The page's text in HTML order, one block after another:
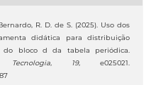
R. D. de S. (2025). Uso dos
didática para distribuição
do bloco d da tabela periódica.
, 19, e025021.